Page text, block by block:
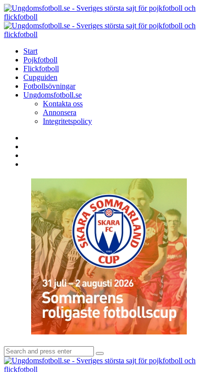
Menu
Search
Menu
Start
Pojkfotboll
Flickfotboll
Cupguiden
Fotbollsövningar
Ungdomsfotboll.se
Kontakta oss
Annonsera
Integritetspolicy
Search
for:
Search